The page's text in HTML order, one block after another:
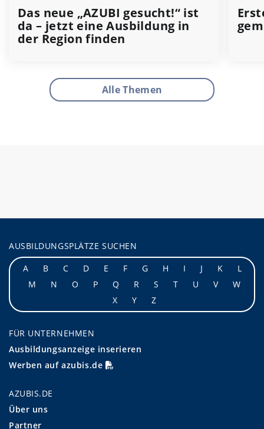
Das neue „AZUBI gesucht!“ ist
da – jetzt eine Ausbildung in
der Region finden
Alle Themen
AUSBILDUNGSPLÄTZE SUCHEN
A
B C D E F G H I J K
L
M
N O P Q R S T U V
W
X
Y Z
FÜR UNTERNEHMEN
Ausbildungsanzeige inserieren
Werben auf azubis.de
AZUBIS.DE
Über uns
Partner